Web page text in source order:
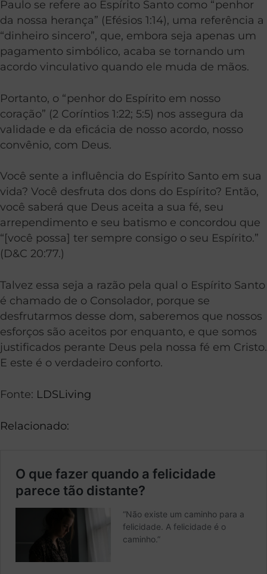
Paulo se refere ao Espírito Santo como “penhor
da nossa herança” (Efésios 1:14), uma referência a
“dinheiro sincero”, que, embora seja apenas um
pagamento simbólico, acaba se tornando um
acordo vinculativo quando ele muda de mãos.
Portanto, o “penhor do Espírito em nosso
coração” (2 Coríntios 1:22; 5:5) nos assegura da
validade e da eficácia de nosso acordo, nosso
convênio, com Deus.
Você sente a influência do Espírito Santo em sua
vida? Você desfruta dos dons do Espírito? Então,
você saberá que Deus aceita a sua fé, seu
arrependimento e seu batismo e concordou que
“[você possa] ter sempre consigo o seu Espírito.”
(D&C 20:77.)
Talvez essa seja a razão pela qual o Espírito Santo
é chamado de o Consolador, porque se
desfrutarmos desse dom, saberemos que nossos
esforços são aceitos por enquanto, e que somos
justificados perante Deus pela nossa fé em Cristo.
E este é o verdadeiro conforto.
Fonte: LDSLiving
Relacionado: